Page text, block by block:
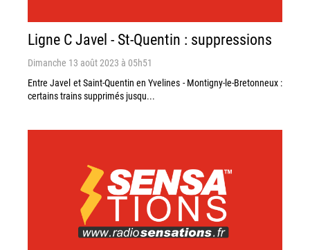
Ligne C Javel - St-Quentin : suppressions
Dimanche 13 août 2023 à 05h51
Entre Javel et Saint-Quentin en Yvelines - Montigny-le-Bretonneux :
certains trains supprimés jusqu...